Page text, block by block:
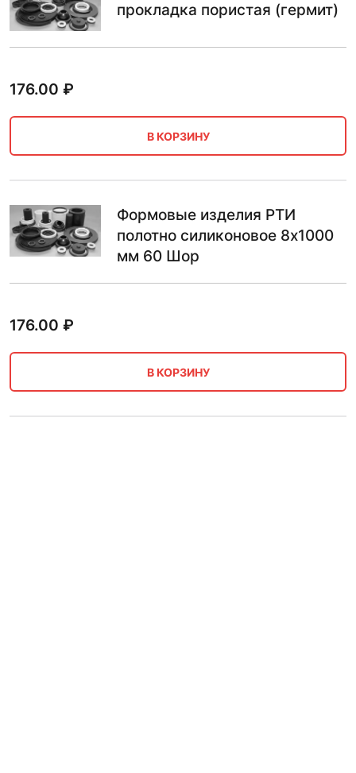
прокладка пористая (гермит)
176.00 ₽
В КОРЗИНУ
Формовые изделия РТИ
полотно силиконовое 8х1000
мм 60 Шор
176.00 ₽
В КОРЗИНУ